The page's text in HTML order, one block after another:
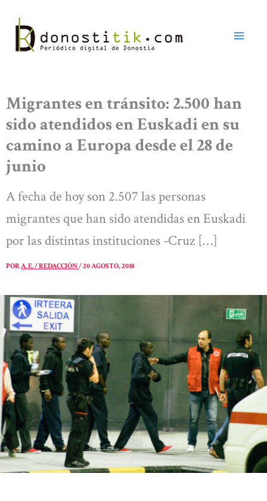
contenido
Migrantes en tránsito: 2.500 han
sido atendidos en Euskadi en su
camino a Europa desde el 28 de
junio
A fecha de hoy son 2.507 las personas
migrantes que han sido atendidas en Euskadi
por las distintas instituciones -Cruz […]
PORA. E. / REDACCIÓN/20 AGOSTO, 2018